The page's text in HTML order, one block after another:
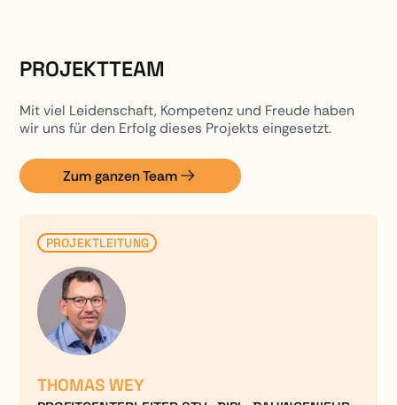
PROJEKTTEAM
Mit viel Leidenschaft, Kompetenz und Freude haben
wir uns für den Erfolg dieses Projekts eingesetzt.
Zum ganzen Team
PROJEKTLEITUNG
THOMAS WEY